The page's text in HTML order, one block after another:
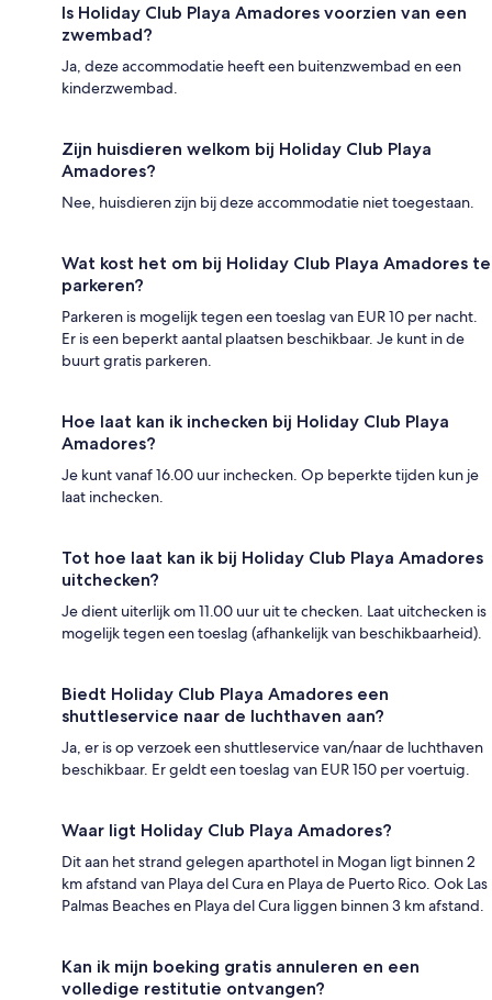
Is Holiday Club Playa Amadores voorzien van een
zwembad?
Ja, deze accommodatie heeft een buitenzwembad en een
kinderzwembad.
Zijn huisdieren welkom bij Holiday Club Playa
Amadores?
Nee, huisdieren zijn bij deze accommodatie niet toegestaan.
Wat kost het om bij Holiday Club Playa Amadores te
parkeren?
Parkeren is mogelijk tegen een toeslag van EUR 10 per nacht.
Er is een beperkt aantal plaatsen beschikbaar. Je kunt in de
buurt gratis parkeren.
Hoe laat kan ik inchecken bij Holiday Club Playa
Amadores?
Je kunt vanaf 16.00 uur inchecken. Op beperkte tijden kun je
laat inchecken.
Tot hoe laat kan ik bij Holiday Club Playa Amadores
uitchecken?
Je dient uiterlijk om 11.00 uur uit te checken. Laat uitchecken is
mogelijk tegen een toeslag (afhankelijk van beschikbaarheid).
Biedt Holiday Club Playa Amadores een
shuttleservice naar de luchthaven aan?
Ja, er is op verzoek een shuttleservice van/naar de luchthaven
beschikbaar. Er geldt een toeslag van EUR 150 per voertuig.
Waar ligt Holiday Club Playa Amadores?
Dit aan het strand gelegen aparthotel in Mogan ligt binnen 2
km afstand van Playa del Cura en Playa de Puerto Rico. Ook Las
Palmas Beaches en Playa del Cura liggen binnen 3 km afstand.
Kan ik mijn boeking gratis annuleren en een
volledige restitutie ontvangen?